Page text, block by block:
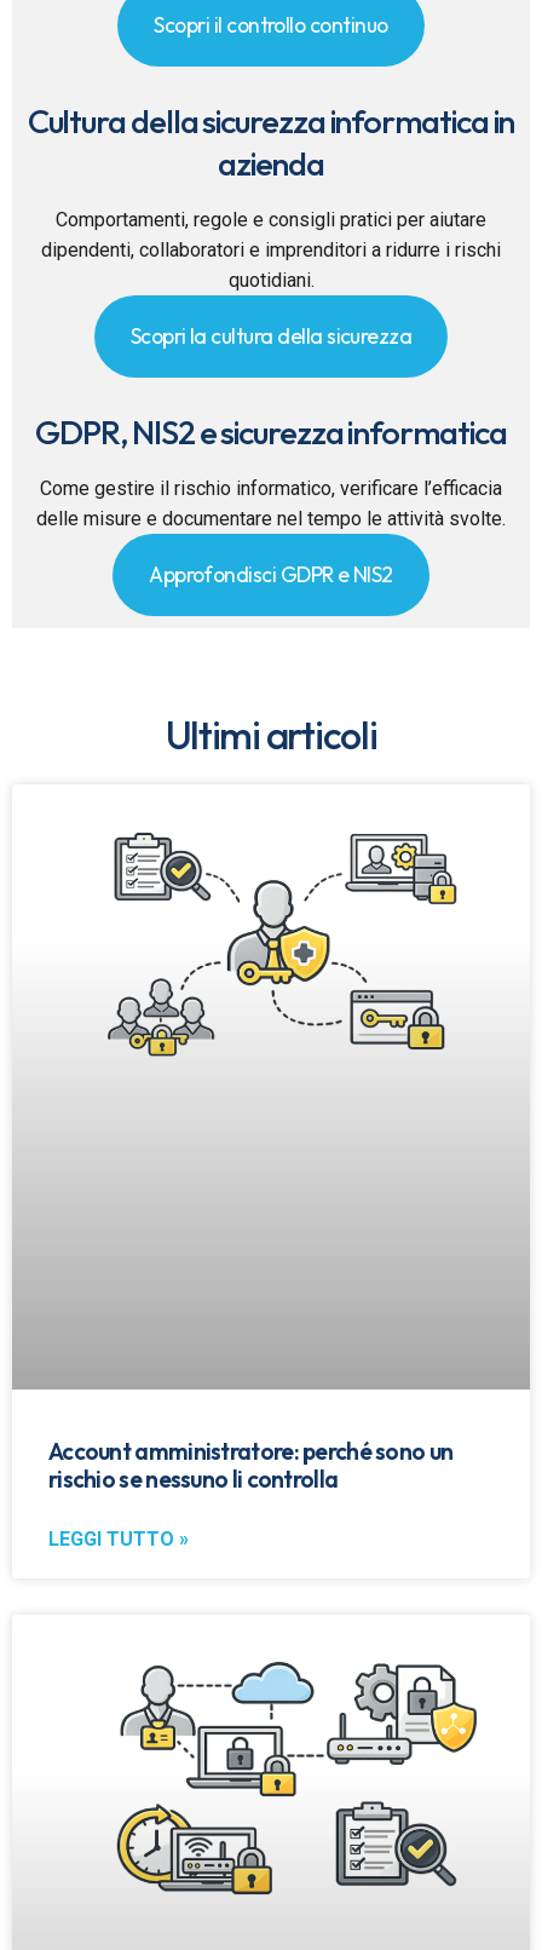
Scopri il controllo continuo
Cultura della sicurezza informatica in
azienda
Comportamenti, regole e consigli pratici per aiutare
dipendenti, collaboratori e imprenditori a ridurre i rischi
quotidiani.
Scopri la cultura della sicurezza
GDPR, NIS2 e sicurezza informatica
Come gestire il rischio informatico, verificare l’efficacia
delle misure e documentare nel tempo le attività svolte.
Approfondisci GDPR e NIS2
Ultimi articoli
Account amministratore: perché sono un
rischio se nessuno li controlla
LEGGI TUTTO »